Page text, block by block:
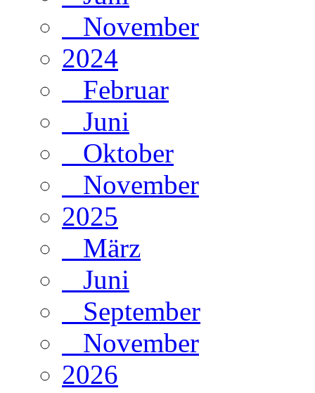
November
2024
Februar
Juni
Oktober
November
2025
März
Juni
September
November
2026